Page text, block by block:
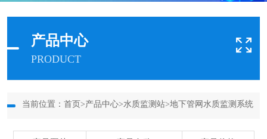
产品中心
PRODUCT
当前位置： 首页 >产品中心>水质监测站>地下管网水质监测系统